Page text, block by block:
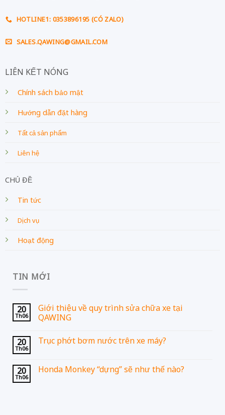
HOTLINE1: 0353896195 (CÓ ZALO)
SALES.QAWING@GMAIL.COM
LIÊN KẾT NÓNG
Chính sách bảo mật
Hướng dẫn đặt hàng
Tất cả sản phẩm
Liên hệ
CHỦ ĐỀ
Tin tức
Dịch vụ
Hoạt động
TIN MỚI
20
Th06
Giới thiệu về quy trình sửa chữa xe tại
QAWING
20
Th06
Trục phớt bơm nước trên xe máy?
20
Th06
Honda Monkey “dựng” sẽ như thế nào?